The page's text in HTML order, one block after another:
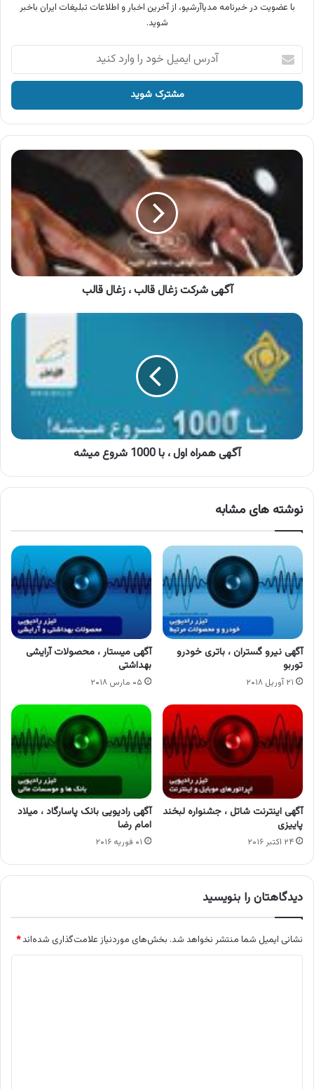
با عضویت در خبرنامه مدیاآرشیو، از آخرین اخبار و اطلاعات تبلیغات ایران باخبر
شوید.
آدرس
ایمیل
خود
وارد
کنید
آگهی
قالب
آگهی شرکت زغال قالب ، زغال قالب
آگهی
،
1000
آگهی همراه اول ، با 1000 شروع میشه
نوشته های مشابه
آگهی نیرو گستران ، باتری خودرو
توربو
۲۱ آوریل ۲۰۱۸
آگهی میستار ، محصولات آرایشی
بهداشتی
۰۵ مارس ۲۰۱۸
آگهی اینترنت شاتل ، جشنواره لبخند
پاییزی
۲۴ اکتبر ۲۰۱۶
آگهی رادیویی بانک پاسارگاد ، میلاد
امام رضا
۰۱ فوریه ۲۰۱۶
دیدگاهتان را بنویسید
نشانی ایمیل شما منتشر نخواهد شد. بخش‌های موردنیاز علامت‌گذاری شده‌اند*